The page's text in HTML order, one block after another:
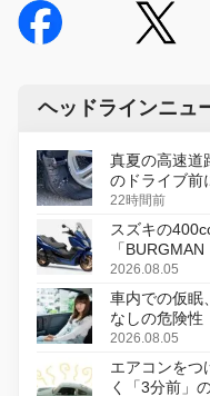
ヘッドラインニュ
真夏の高速道
のドライブ前
22時間前
スズキの
「
変更し、8月
2026.08.05
車内での仮眠
なしの危険性
2026.08.05
エアコンを
く「3分前」